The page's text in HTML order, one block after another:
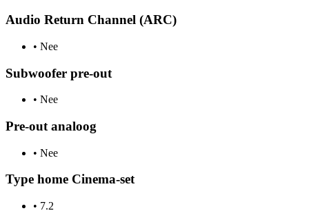
Audio Return Channel (ARC)
• Nee
Subwoofer pre-out
• Nee
Pre-out analoog
• Nee
Type home Cinema-set
• 7.2